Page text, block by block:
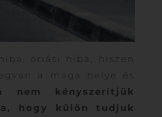
óriási hiba, hiszen
a maga helye és
nem kényszerítjük
hogy külön tudjuk